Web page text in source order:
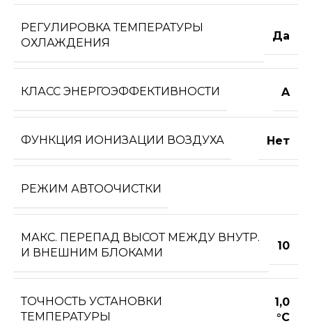
РЕГУЛИРОВКА ТЕМПЕРАТУРЫ
ОХЛАЖДЕНИЯ
Да
КЛАСС ЭНЕРГОЭФФЕКТИВНОСТИ A
ФУНКЦИЯ ИОНИЗАЦИИ ВОЗДУХА Нет
РЕЖИМ АВТООЧИСТКИ
МАКС. ПЕРЕПАД ВЫСОТ МЕЖДУ ВНУТР.
И ВНЕШНИМ БЛОКАМИ
10
ТОЧНОСТЬ УСТАНОВКИ
ТЕМПЕРАТУРЫ
1,0
°С